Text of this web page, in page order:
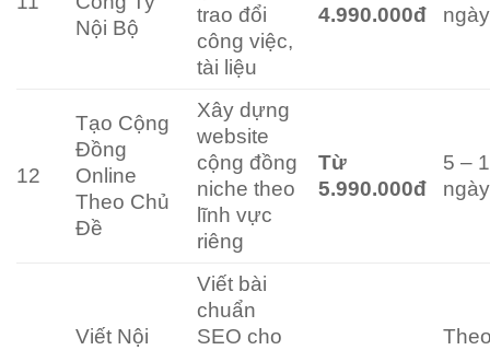
Nội Bộ
trao đổi
công việc,
tài liệu
4.990.000đ
ngày
12
Tạo Cộng
Đồng
Online
Theo Chủ
Đề
Xây dựng
website
cộng đồng
niche theo
lĩnh vực
riêng
Từ
5.990.000đ
5 –
ngày
Viết Nội
Viết bài
chuẩn
SEO cho